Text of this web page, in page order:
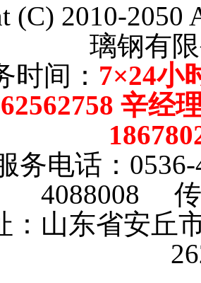
(C) 2010-2050
璃钢有
时间： 7×24小
辛
务电话：
4088008 传
：山东省安丘